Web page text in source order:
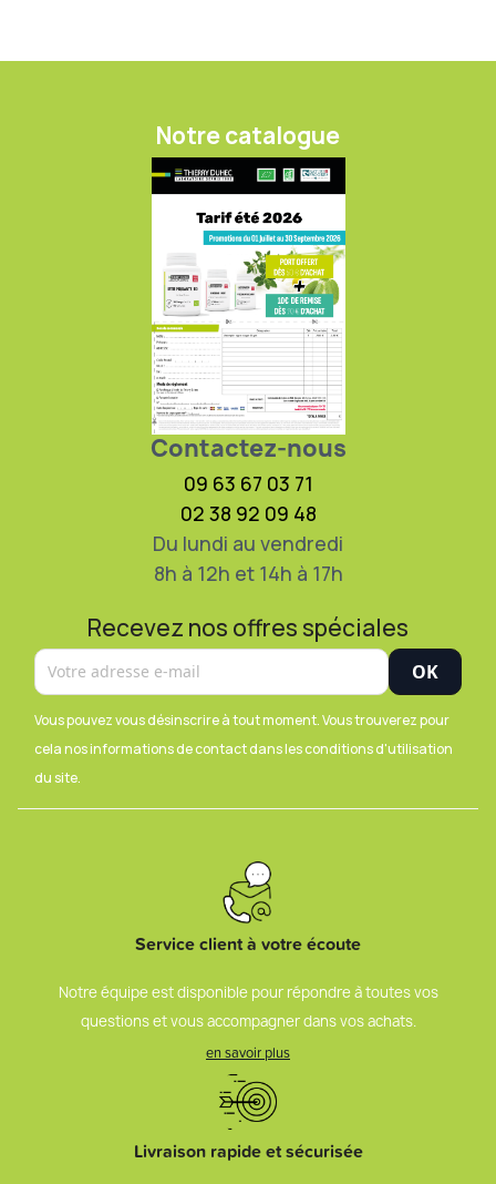
Notre catalogue
Contactez-nous
09 63 67 03 71
02 38 92 09 48
Du lundi au vendredi
8h à 12h et 14h à 17h
Recevez nos offres spéciales
Vous pouvez vous désinscrire à tout moment. Vous trouverez pour
cela nos informations de contact dans les conditions d'utilisation
du site.
Service client à votre écoute
Notre équipe est disponible pour répondre à toutes vos
questions et vous accompagner dans vos achats.
en savoir plus
Livraison rapide et sécurisée